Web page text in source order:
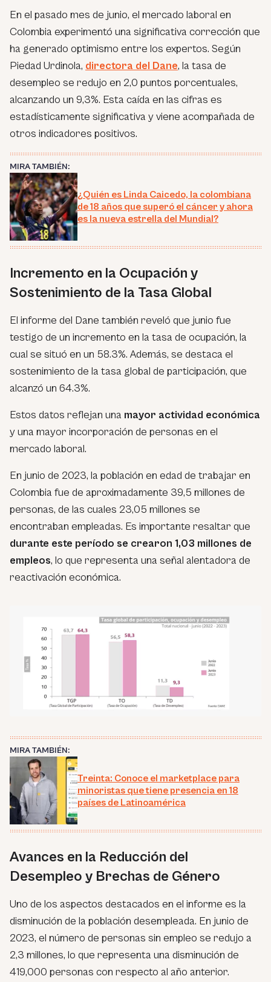
En el pasado mes de junio, el mercado laboral en
Colombia experimentó una significativa corrección que
ha generado optimismo entre los expertos. Según
Piedad Urdinola, directora del Dane, la tasa de
desempleo se redujo en 2,0 puntos porcentuales,
alcanzando un 9,3%. Esta caída en las cifras es
estadísticamente significativa y viene acompañada de
otros indicadores positivos.
MIRA TAMBIÉN:
¿Quién es Linda Caicedo, la colombiana
de 18 años que superó el cáncer y ahora
es la nueva estrella del Mundial?
Incremento en la Ocupación y
Sostenimiento de la Tasa Global
El informe del Dane también reveló que junio fue
testigo de un incremento en la tasa de ocupación, la
cual se situó en un 58.3%. Además, se destaca el
sostenimiento de la tasa global de participación, que
alcanzó un 64.3%.
Estos datos reflejan una mayor actividad económica
y una mayor incorporación de personas en el
mercado laboral.
En junio de 2023, la población en edad de trabajar en
Colombia fue de aproximadamente 39,5 millones de
personas, de las cuales 23,05 millones se
encontraban empleadas. Es importante resaltar que
durante este período se crearon 1,03 millones de
empleos, lo que representa una señal alentadora de
reactivación económica.
MIRA TAMBIÉN:
Treinta: Conoce el marketplace para
minoristas que tiene presencia en 18
países de Latinoamérica
Avances en la Reducción del
Desempleo y Brechas de Género
Uno de los aspectos destacados en el informe es la
disminución de la población desempleada. En junio de
2023, el número de personas sin empleo se redujo a
2,3 millones, lo que representa una disminución de
419,000 personas con respecto al año anterior.